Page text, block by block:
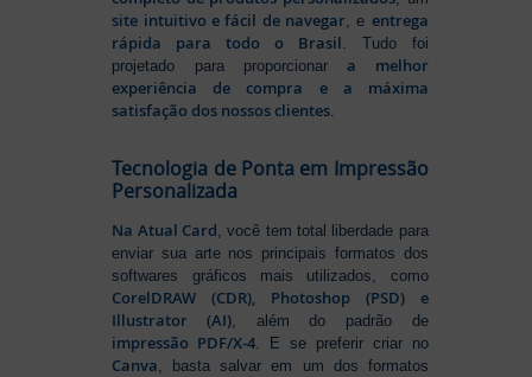
site intuitivo e fácil de navegar, e entrega
rápida para todo o Brasil. Tudo foi
projetado para proporcionara melhor
experiência de compra e a máxima
satisfação dos nossos clientes.
Tecnologia de Ponta em Impressão
Personalizada
Na Atual Card , você tem total liberdade para
enviar sua arte nos principais formatos dos
softwares gráficos mais utilizados, como
CorelDRAW (CDR), Photoshop (PSD) e
Illustrator (AI) , além do padrão de
impressão PDF/X-4 . E se preferir criar no
Canva , basta salvar em um dos formatos